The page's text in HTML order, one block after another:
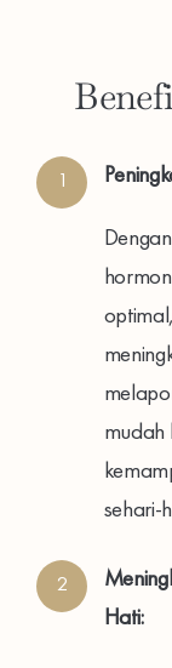
1
mudah
sehari-
2
Hati: